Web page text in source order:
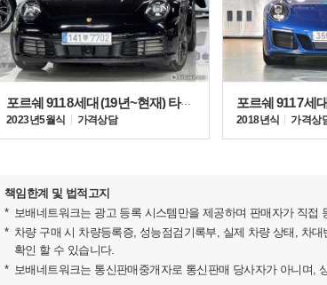
파나메라 4 플래티넘 에디션은 더욱 확장된 기본사양과 새틴 글로
이 모델에는 인기 옵션들이 기본 사양으로 포함된다. 포르쉐 액티
어댑티브 에어 서스펜션, 자동 디밍 기능의 사이드미러, 포르쉐 다
포르쉐 911 8세대 (19년~현재) 타르가 4
2023년 5월식
가격상담
2018년식
가격상
책임한계 및 법적고지
보배네트워크는 광고 등록 시스템만을 제공하며 판매자가 직
차량 구매 시 차량등록증, 성능점검기록부, 실제 차량 상태, 차
확인 할 수 있습니다.
보배네트워크는 통신판매중개자로 통신판매 당사자가 아니며,